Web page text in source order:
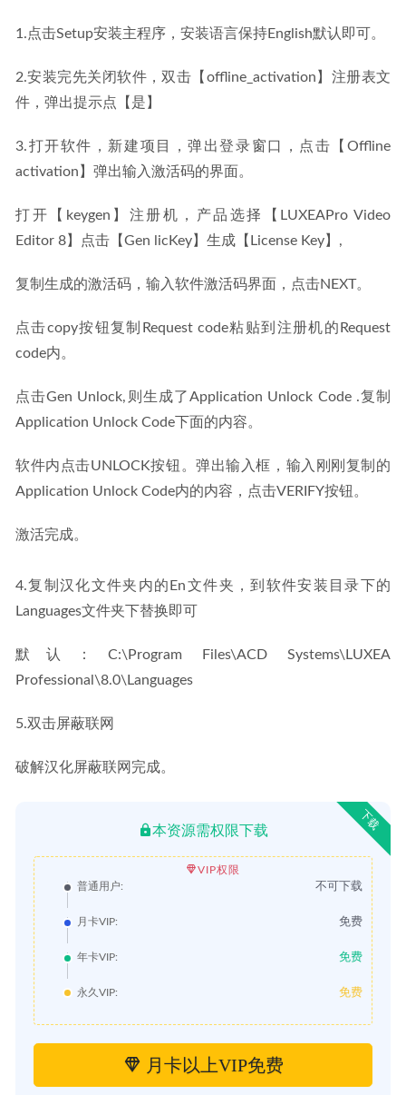
1.点击Setup安装主程序，安装语言保持English默认即可。
2.安装完先关闭软件，双击【offline_activation】注册表文
件，弹出提示点【是】
3.打开软件，新建项目，弹出登录窗口，点击【Offline
activation】弹出输入激活码的界面。
打开【keygen】注册机，产品选择【LUXEAPro Video
Editor 8】点击【Gen licKey】生成【License Key】,
复制生成的激活码，输入软件激活码界面，点击NEXT。
点击copy按钮复制Request code粘贴到注册机的Request
code内。
点击Gen Unlock,则生成了Application Unlock Code .复制
Application Unlock Code下面的内容。
软件内点击UNLOCK按钮。弹出输入框，输入刚刚复制的
Application Unlock Code内的内容，点击VERIFY按钮。
激活完成。
4.复制汉化文件夹内的En文件夹，到软件安装目录下的
Languages文件夹下替换即可
默认：C:\Program Files\ACD Systems\LUXEA
Professional\8.0\Languages
5.双击屏蔽联网
破解汉化屏蔽联网完成。
下载
本资源需权限下载
VIP权限
普通用户:
不可下载
月卡VIP: 免费
年卡VIP: 免费
永久VIP: 免费
月卡以上VIP免费